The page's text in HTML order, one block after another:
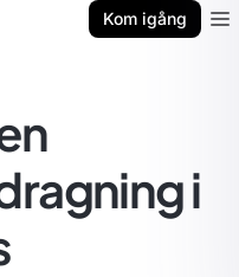
Kom igång
i